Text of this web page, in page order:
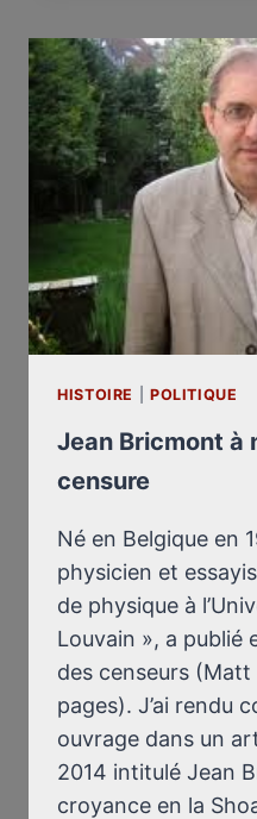
LE
20
HISTOIRE POLITIQUE
Jean Bricmont à
censure
Né en Belgique en
physicien et
de physique à
Louvain », a publié
des censeurs (Matt
pages). J’ai rendu
ouvrage dans un
2014 intitulé Jean
croyance en la